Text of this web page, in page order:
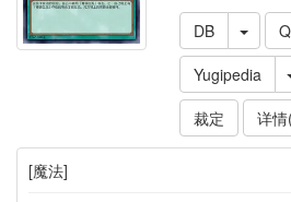
DB
Yugipedia
裁定
详
[魔法]